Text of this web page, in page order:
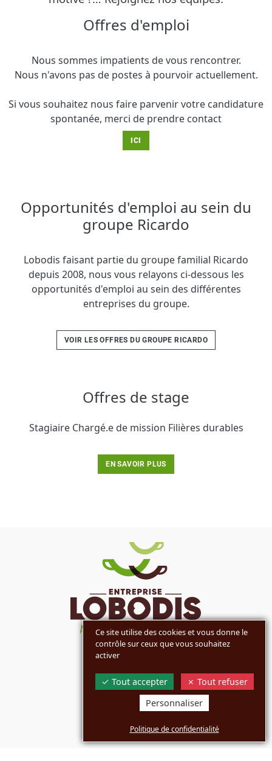
Offres d'emploi
Nous sommes impatients de vous rencontrer.
Nous n'avons pas de postes à pourvoir actuellement.
Si vous souhaitez nous faire parvenir votre candidature
spontanée, merci de prendre contact
ICI
Opportunités d'emploi au sein du
groupe Ricardo
Lobodis faisant partie du groupe familial Ricardo
depuis 2008, nous vous relayons ci-dessous les
opportunités d'emploi au sein des différentes
entreprises du groupe.
VOIR LES OFFRES DU GROUPE RICARDO
Offres de stage
Stagiaire Chargé.e de mission Filières durables
EN SAVOIR PLUS
MARQUES
ENTREPRISE
Ce site utilise des cookies et vous donne le
contrôle sur ceux que vous souhaitez
activer
Tout accepter
Tout refuser
Personnaliser
Politique de confidentialité